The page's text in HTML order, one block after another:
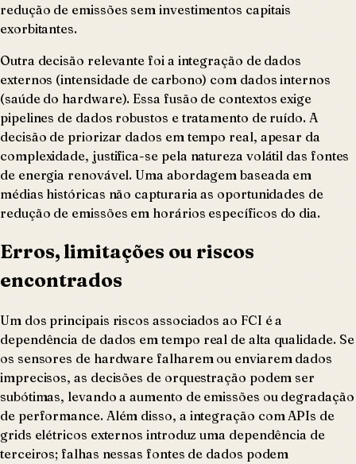
redução de emissões sem investimentos capitais
exorbitantes.
Outra decisão relevante foi a integração de dados
externos (intensidade de carbono) com dados internos
(saúde do hardware). Essa fusão de contextos exige
pipelines de dados robustos e tratamento de ruído. A
decisão de priorizar dados em tempo real, apesar da
complexidade, justifica-se pela natureza volátil das fontes
de energia renovável. Uma abordagem baseada em
médias históricas não capturaria as oportunidades de
redução de emissões em horários específicos do dia.
Erros, limitações ou riscos
encontrados
Um dos principais riscos associados ao FCI é a
dependência de dados em tempo real de alta qualidade. Se
os sensores de hardware falharem ou enviarem dados
imprecisos, as decisões de orquestração podem ser
subótimas, levando a aumento de emissões ou degradação
de performance. Além disso, a integração com APIs de
grids elétricos externos introduz uma dependência de
terceiros; falhas nessas fontes de dados podem